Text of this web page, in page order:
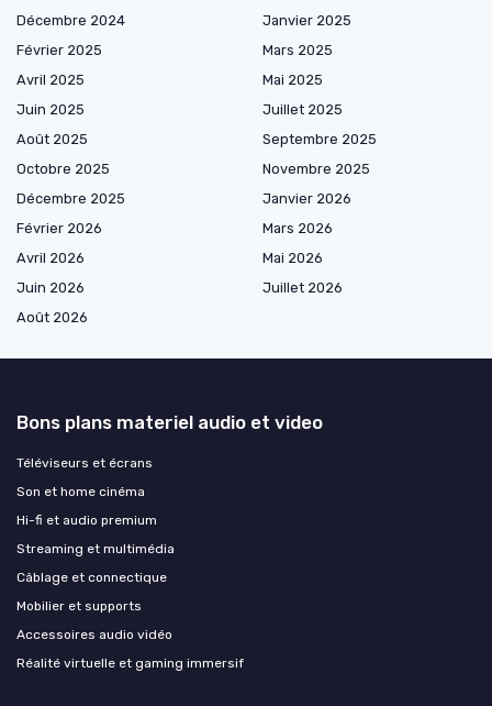
Décembre 2024
Janvier 2025
Février 2025
Mars 2025
Avril 2025
Mai 2025
Juin 2025
Juillet 2025
Août 2025
Septembre 2025
Octobre 2025
Novembre 2025
Décembre 2025
Janvier 2026
Février 2026
Mars 2026
Avril 2026
Mai 2026
Juin 2026
Juillet 2026
Août 2026
Bons plans materiel audio et video
Téléviseurs et écrans
Son et home cinéma
Hi-fi et audio premium
Streaming et multimédia
Câblage et connectique
Mobilier et supports
Accessoires audio vidéo
Réalité virtuelle et gaming immersif